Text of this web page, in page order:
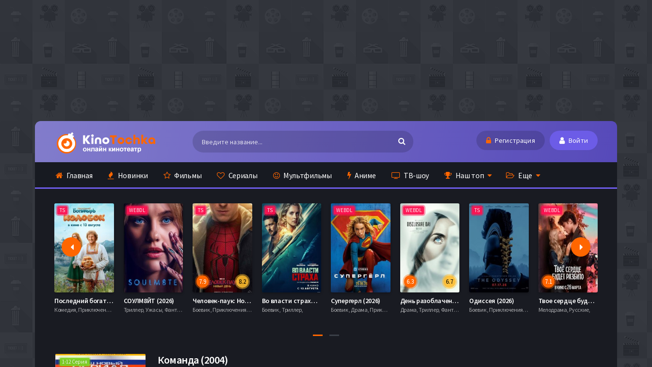
Регистрация Войти
Главная Новинки Фильмы Сериалы Мультфильмы Аниме ТВ-шоу Наш топ Еще
TS
Последний богатырь. Колобок (2026)
Комедия, Приключения, Фэнтези,
WEBDL
СОУЛМ8ЙТ (2026)
Триллер, Ужасы, Фантастика,
TS
8.2
7.9
Человек-паук: Новый день (2026)
Боевик , Приключения, Фантастика, Фэнтези,
TS
Во власти страха (2026)
Боевик , Триллер,
WEBDL
Супергерл (2026)
Боевик , Драма, Приключения, Фантастика,
WEBDL
6.7
6.3
День разоблачения (2026)
Драма, Триллер, Фантастика,
TS
Одиссея (2026)
Боевик , Приключения, Фэнтези,
WEBDL
7.1
Твое сердце будет разбито (2026)
Мелодрама, Русские,
1-12 Серия Команда (2004)